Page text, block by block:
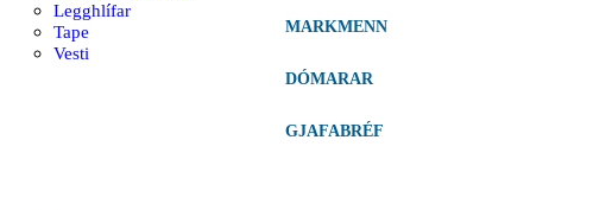
Legghlífar
Tape
Vesti
MARKMENN
DÓMARAR
GJAFABRÉF